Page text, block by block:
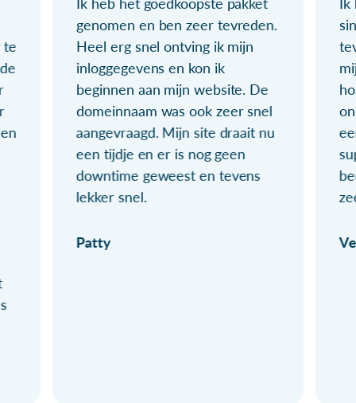
te
genomen en ben zeer tevreden.
Heel erg snel ontving ik mijn
inloggegevens en kon ik
beginnen aan mijn website. De
domeinnaam was ook zeer snel
aangevraagd. Mijn site draait nu
een tijdje en er is nog geen
downtime geweest en tevens
lekker snel.
Patty